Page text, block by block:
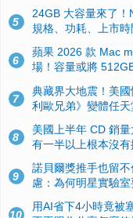
5
24GB 大容量來了！
規格、功耗、上市時
6
蘋果 2026 款 Mac
場！容量或將
7
典藏界大地震！美
利歐兄弟》變體任
8
美國上半年 CD 銷
有一半以上根本沒有
9
諾貝爾獎推手也留
慮：為何明星實驗
10
用AI省下4小時竟被